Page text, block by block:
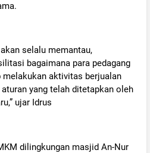
selalu memantau,
bagaimana para pedagang
aktivitas berjualan
yang telah ditetapkan oleh
ujar Idrus
dilingkungan masjid An-Nur